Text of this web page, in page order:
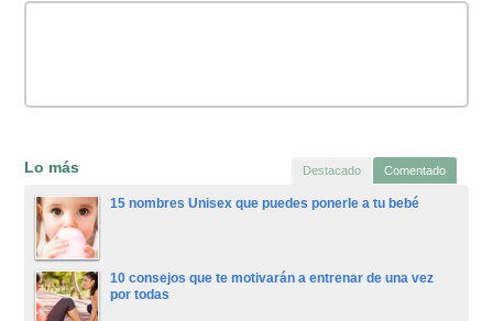
Lo más Destacado Comentado
15 nombres Unisex que puedes ponerle a tu bebé
10 consejos que te motivarán a entrenar de una vez
por todas